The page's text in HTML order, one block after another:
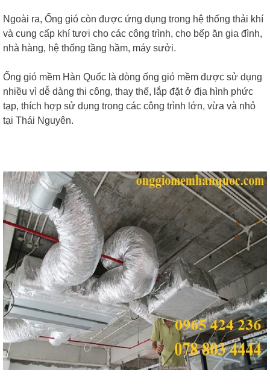
Ngoài ra, Ống gió còn được ứng dụng trong hệ thống thải khí
và cung cấp khí tươi cho các công trình, cho bếp ăn gia đình,
nhà hàng, hệ thống tầng hầm, máy sưởi.
Ống gió mềm Hàn Quốc là dòng ống gió mềm được sử dụng
nhiều vì dễ dàng thi công, thay thế, lắp đặt ở địa hình phức
tạp, thích hợp sử dụng trong các công trình lớn, vừa và nhỏ
tại Thái Nguyên.